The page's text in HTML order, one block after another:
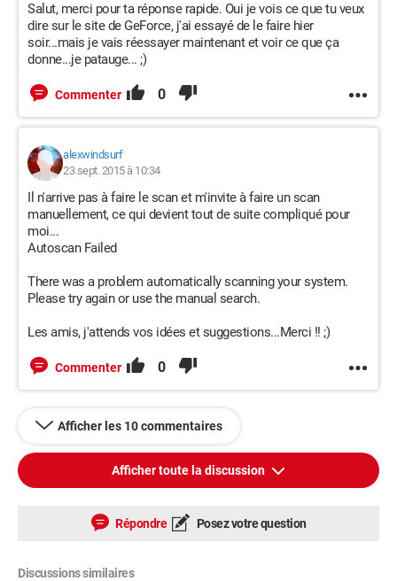
Salut, merci pour ta réponse rapide. Oui je vois ce que tu veux
dire sur le site de GeForce, j'ai essayé de le faire hier
soir...mais je vais réessayer maintenant et voir ce que ça
donne...je patauge... ;)
Commenter 0
alexwindsurf
23 sept. 2015 à 10:34
Il n'arrive pas à faire le scan et m'invite à faire un scan
manuellement, ce qui devient tout de suite compliqué pour
moi...
Autoscan Failed
There was a problem automatically scanning your system.
Please try again or use the manual search.
Les amis, j'attends vos idées et suggestions...Merci !! ;)
Commenter 0
Afficher les 10 commentaires
Afficher toute la discussion
Répondre Posez votre question
Discussions similaires